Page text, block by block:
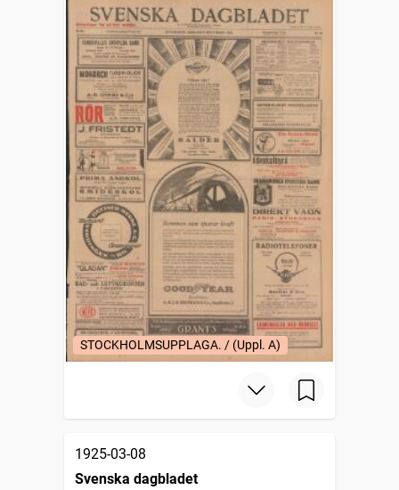
STOCKHOLMSUPPLAGA. / (Uppl. A)
1925-03-08
Svenska dagbladet